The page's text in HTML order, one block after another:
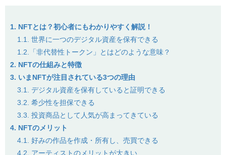
1. NFTとは？初心者にもわかりやすく解説！
1.1. 世界に一つのデジタル資産を保有できる
1.2.「非代替性トークン」とはどのような意味？
2. NFTの仕組みと特徴
3. いまNFTが注目されている3つの理由
3.1. デジタル資産を保有していると証明できる
3.2. 希少性を担保できる
3.3. 投資商品として人気が高まってきている
4. NFTのメリット
4.1. 好みの作品を作成・所有し、売買できる
4.2. アーティストのメリットが大きい